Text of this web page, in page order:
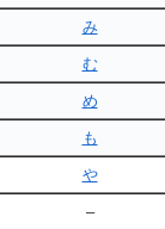
み
む
め
も
や
–